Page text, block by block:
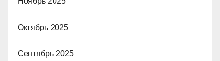
Октябрь 2025
Сентябрь 2025